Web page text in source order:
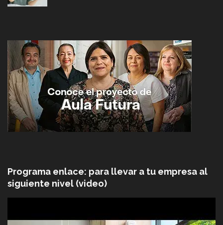
Programa enlace: para llevar a tu empresa al
siguiente nivel (video)